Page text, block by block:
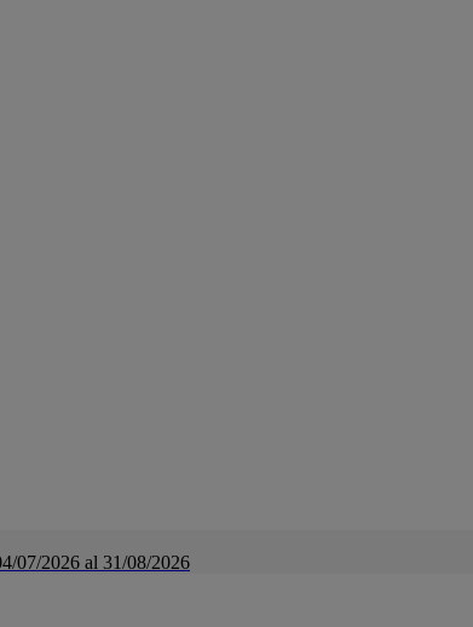
07/2026 al 31/08/2026